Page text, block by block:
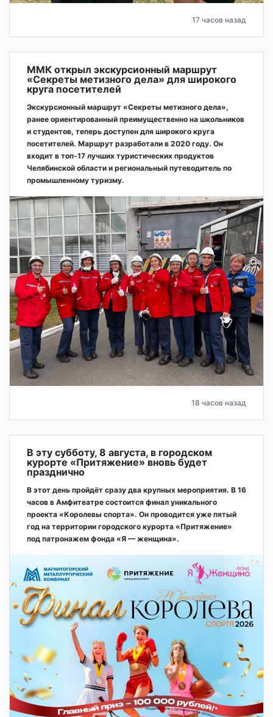
17 часов назад
ММК открыл экскурсионный маршрут
«Секреты метизного дела» для широкого
круга посетителей
Экскурсионный маршрут «Секреты метизного дела»,
ранее ориентированный преимущественно на школьников
и студентов, теперь доступен для широкого круга
посетителей. Маршрут разработали в 2020 году. Он
входит в топ-17 лучших туристических продуктов
Челябинской области и региональный путеводитель по
промышленному туризму.
18 часов назад
В эту субботу, 8 августа, в городском
курорте «Притяжение» вновь будет
празднично
В этот день пройдёт сразу два крупных мероприятия. В 16
часов в Амфитеатре состоится финал уникального
проекта «Королевы спорта». Он проводится уже пятый
год на территории городского курорта «Притяжение»
под патронажем фонда «Я — женщина».